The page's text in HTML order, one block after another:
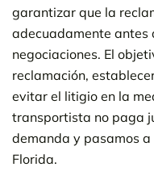
garantizar que la
adecuadamente antes
negociaciones. El
reclamación,
evitar el litigio en la
transportista no paga
demanda y pasamos
Florida.